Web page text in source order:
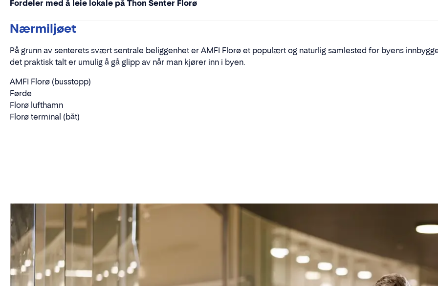
Fordeler med å leie lokale på Thon Senter Florø
Nærmiljøet
På grunn av senterets svært sentrale beliggenhet er AMFI Florø et populært og naturlig samlested for byens
det praktisk talt er umulig å gå glipp av når man kjører inn i byen.
AMFI Florø (busstopp)
Førde
Florø lufthamn
Florø terminal (båt)